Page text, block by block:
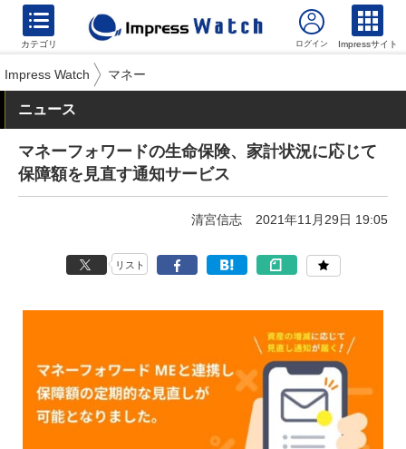
カテゴリ Impressサイト
Impress Watch マネー
ニュース
マネーフォワードの生命保険、家計状況に応じて
保障額を見直す通知サービス
清宮信志 2021年11月29日 19:05
リスト